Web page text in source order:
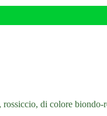
di colore biondo-